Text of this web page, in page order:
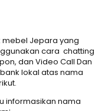
Jepara yang
cara chatting
dan Video Call Dan
lokal atas nama
informasikan nama